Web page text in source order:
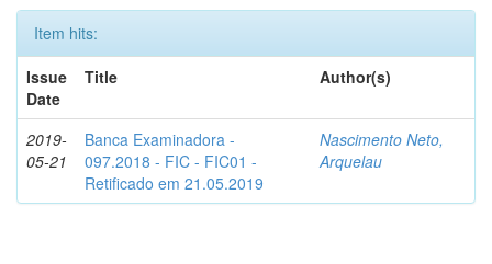
Item hits:
Issue
Date
Title Author(s)
2019-
05-21
Banca Examinadora -
097.2018 - FIC - FIC01 -
Retificado em 21.05.2019
Nascimento Neto,
Arquelau